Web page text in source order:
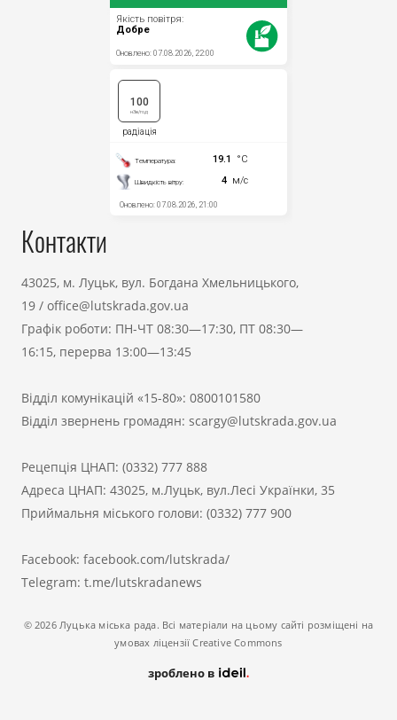
Контакти
43025, м. Луцьк, вул. Богдана Хмельницького,
19 / office@lutskrada.gov.ua
Графік роботи: ПН-ЧТ 08:30—17:30, ПТ 08:30—
16:15, перерва 13:00—13:45
Відділ комунікацій «15-80»: 0800101580
Відділ звернень громадян: scargy@lutskrada.gov.ua
Рецепція ЦНАП: (0332) 777 888
Адреса ЦНАП: 43025, м.Луцьк, вул.Лесі Українки, 35
Приймальня міського голови: (0332) 777 900
Facebook: facebook.com/lutskrada/
Telegram: t.me/lutskradanews
© 2026 Луцька міська рада. Всі матеріали на цьому сайті розміщені на
умовах ліцензії Creative Commons
зроблено в